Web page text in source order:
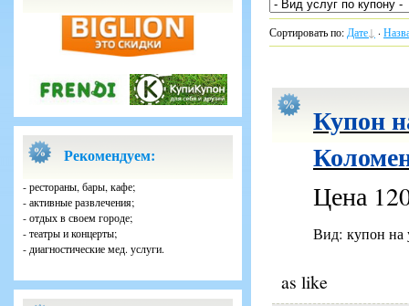
Рекомендуем:
- рестораны, бары, кафе;
- активные развлечения;
- отдых в своем городе;
- театры и концерты;
- диагностические мед. услуги.
Сортировать по:Дате ·
Купон
Цена
Вид: купон
as like